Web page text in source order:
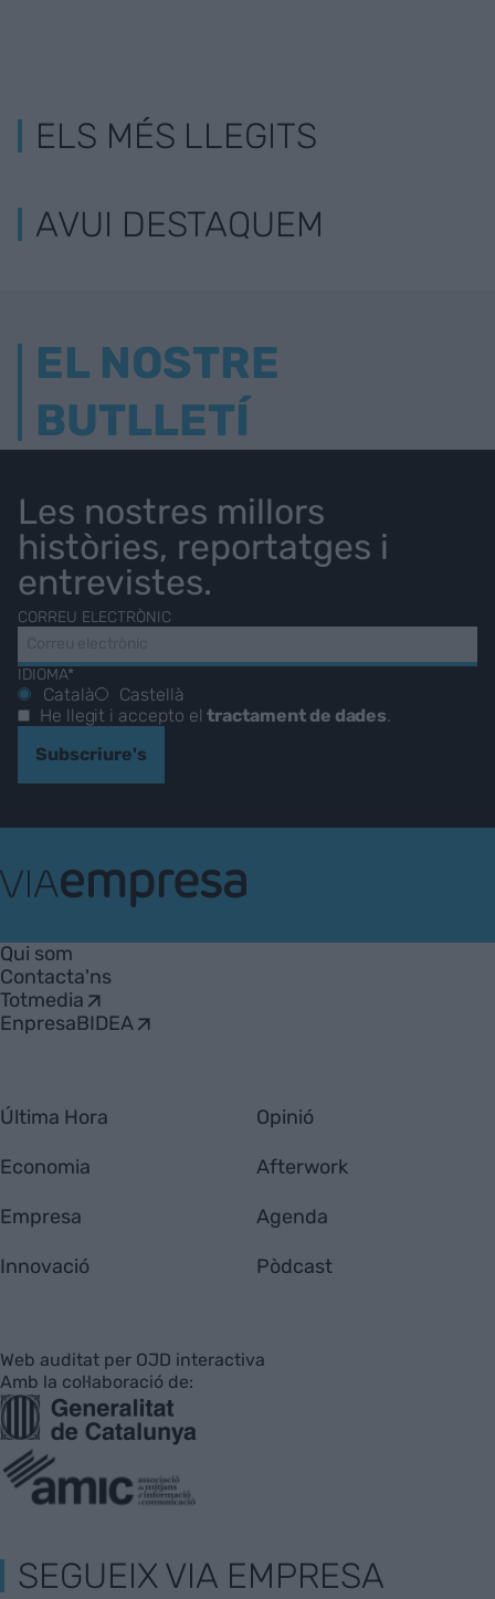
ELS MÉS LLEGITS
AVUI DESTAQUEM
EL NOSTRE
BUTLLETÍ
Les nostres millors
històries, reportatges i
entrevistes.
CORREU ELECTRÒNIC
IDIOMA*
Català
Castellà
He llegit i accepto eltractament de dades.
Subscriure's
Empresa
Qui som
Contacta'ns
Totmedia
EnpresaBIDEA
Última Hora
Economia
Empresa
Innovació
Opinió
Afterwork
Agenda
Pòdcast
Web auditat per OJD interactiva
Amb la col·laboració de:
SEGUEIX VIA EMPRESA